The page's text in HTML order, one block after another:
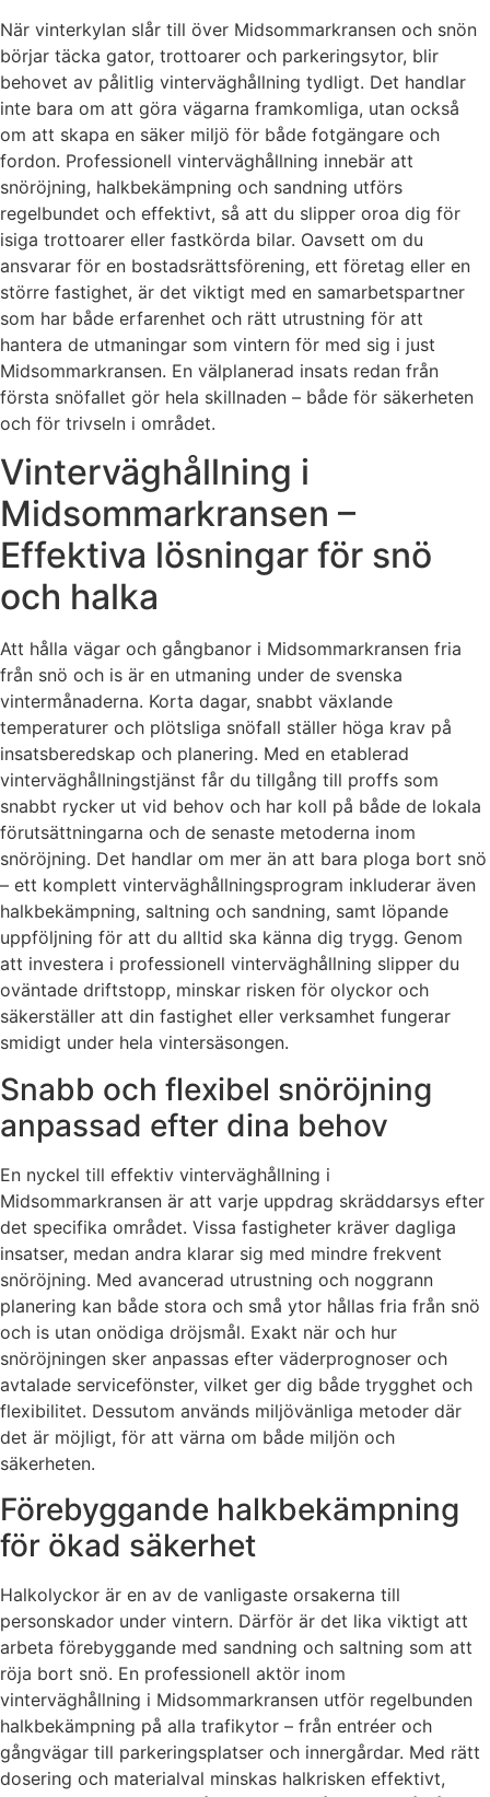
När vinterkylan slår till över Midsommarkransen och snön
börjar täcka gator, trottoarer och parkeringsytor, blir
behovet av pålitlig vinterväghållning tydligt. Det handlar
inte bara om att göra vägarna framkomliga, utan också
om att skapa en säker miljö för både fotgängare och
fordon. Professionell vinterväghållning innebär att
snöröjning, halkbekämpning och sandning utförs
regelbundet och effektivt, så att du slipper oroa dig för
isiga trottoarer eller fastkörda bilar. Oavsett om du
ansvarar för en bostadsrättsförening, ett företag eller en
större fastighet, är det viktigt med en samarbetspartner
som har både erfarenhet och rätt utrustning för att
hantera de utmaningar som vintern för med sig i just
Midsommarkransen. En välplanerad insats redan från
första snöfallet gör hela skillnaden – både för säkerheten
och för trivseln i området.
Vinterväghållning i
Midsommarkransen –
Effektiva lösningar för snö
och halka
Att hålla vägar och gångbanor i Midsommarkransen fria
från snö och is är en utmaning under de svenska
vintermånaderna. Korta dagar, snabbt växlande
temperaturer och plötsliga snöfall ställer höga krav på
insatsberedskap och planering. Med en etablerad
vinterväghållningstjänst får du tillgång till proffs som
snabbt rycker ut vid behov och har koll på både de lokala
förutsättningarna och de senaste metoderna inom
snöröjning. Det handlar om mer än att bara ploga bort snö
– ett komplett vinterväghållningsprogram inkluderar även
halkbekämpning, saltning och sandning, samt löpande
uppföljning för att du alltid ska känna dig trygg. Genom
att investera i professionell vinterväghållning slipper du
oväntade driftstopp, minskar risken för olyckor och
säkerställer att din fastighet eller verksamhet fungerar
smidigt under hela vintersäsongen.
Snabb och flexibel snöröjning
anpassad efter dina behov
En nyckel till effektiv vinterväghållning i
Midsommarkransen är att varje uppdrag skräddarsys efter
det specifika området. Vissa fastigheter kräver dagliga
insatser, medan andra klarar sig med mindre frekvent
snöröjning. Med avancerad utrustning och noggrann
planering kan både stora och små ytor hållas fria från snö
och is utan onödiga dröjsmål. Exakt när och hur
snöröjningen sker anpassas efter väderprognoser och
avtalade servicefönster, vilket ger dig både trygghet och
flexibilitet. Dessutom används miljövänliga metoder där
det är möjligt, för att värna om både miljön och
säkerheten.
Förebyggande halkbekämpning
för ökad säkerhet
Halkolyckor är en av de vanligaste orsakerna till
personskador under vintern. Därför är det lika viktigt att
arbeta förebyggande med sandning och saltning som att
röja bort snö. En professionell aktör inom
vinterväghållning i Midsommarkransen utför regelbunden
halkbekämpning på alla trafikytor – från entréer och
gångvägar till parkeringsplatser och innergårdar. Med rätt
dosering och materialval minskas halkrisken effektivt,